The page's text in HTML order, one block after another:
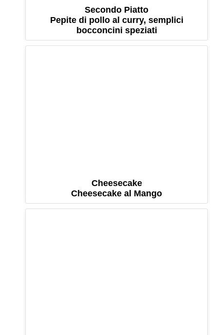
Secondo Piatto
Pepite di pollo al curry, semplici
bocconcini speziati
Cheesecake
Cheesecake al Mango